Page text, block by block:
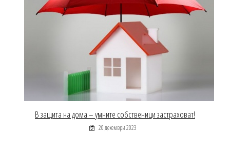
В защита на дома – умните собственици застраховат!
20 декември 2023